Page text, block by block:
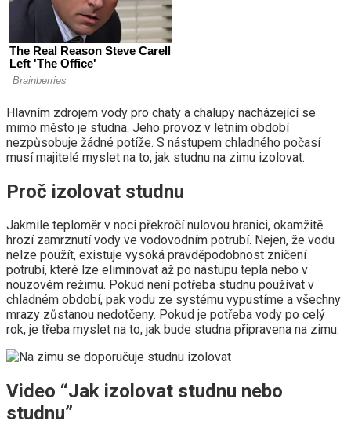
Hlavním zdrojem vody pro chaty a chalupy nacházející se
mimo město je studna. Jeho provoz v letním období
nezpůsobuje žádné potíže. S nástupem chladného počasí
musí majitelé myslet na to, jak studnu na zimu izolovat.
Proč izolovat studnu
Jakmile teploměr v noci překročí nulovou hranici, okamžitě
hrozí zamrznutí vody ve vodovodním potrubí. Nejen, že vodu
nelze použít, existuje vysoká pravděpodobnost zničení
potrubí, které lze eliminovat až po nástupu tepla nebo v
nouzovém režimu. Pokud není potřeba studnu používat v
chladném období, pak vodu ze systému vypustíme a všechny
mrazy zůstanou nedotčeny. Pokud je potřeba vody po celý
rok, je třeba myslet na to, jak bude studna připravena na zimu.
Video “Jak izolovat studnu nebo
studnu”